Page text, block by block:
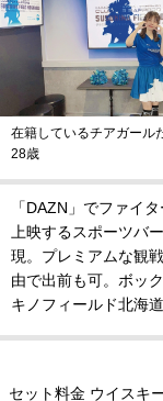
在籍しているチアガール
28歳
「DAZN」でファイ
上映するスポーツバ
現。プレミアムな観
由で出前も可。ボッ
キノフィールド北海
セット料金 ウイスキ